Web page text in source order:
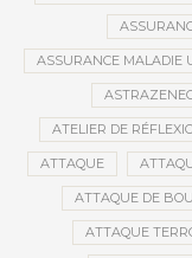
ASSURANCE MALADIE
ATELIER DE
ATTAQUE
ATTAQUE DE
ATTAQUE